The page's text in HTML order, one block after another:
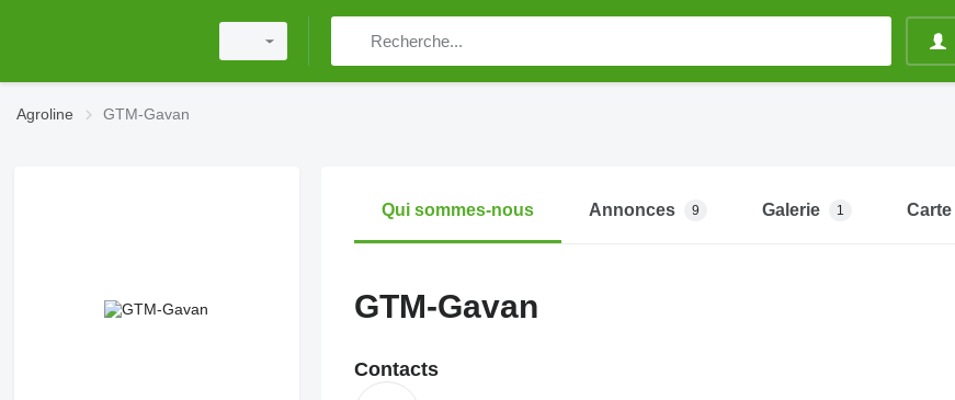
Agroline GTM-Gavan
Qui sommes-nous Annonces 9 Galerie 1 Carte
GTM-Gavan
Contacts